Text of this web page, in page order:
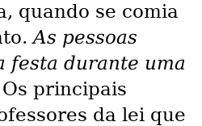
quando se comia
As pessoas
festa durante uma
Os principais
da lei que